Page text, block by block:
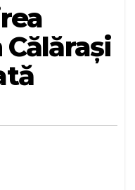
Călărași